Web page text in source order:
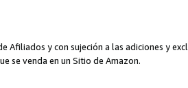
Afiliados y con sujeción a las adiciones y
se venda en un Sitio de Amazon.